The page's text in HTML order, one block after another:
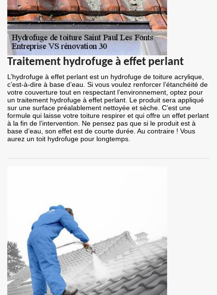
Traitement hydrofuge à effet perlant
L’hydrofuge à effet perlant est un hydrofuge de toiture acrylique,
c’est-à-dire à base d’eau. Si vous voulez renforcer l’étanchéité de
votre couverture tout en respectant l’environnement, optez pour
un traitement hydrofuge à effet perlant. Le produit sera appliqué
sur une surface préalablement nettoyée et sèche. C’est une
formule qui laisse votre toiture respirer et qui offre un effet perlant
à la fin de l’intervention. Ne pensez pas que si le produit est à
base d’eau, son effet est de courte durée. Au contraire ! Vous
aurez un toit hydrofuge pour longtemps.